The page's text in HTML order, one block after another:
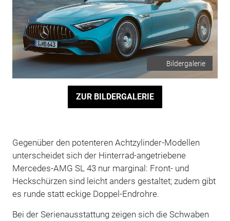
Bildergalerie
ZUR BILDERGALERIE
Gegenüber den potenteren Achtzylinder-Modellen
unterscheidet sich der Hinterrad-angetriebene
Mercedes-AMG SL 43 nur marginal: Front- und
Heckschürzen sind leicht anders gestaltet; zudem gibt
es runde statt eckige Doppel-Endrohre.
Bei der Serienausstattung zeigen sich die Schwaben